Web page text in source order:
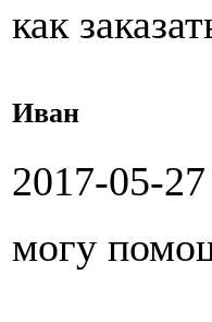
как
Иван
2017-05-
могу